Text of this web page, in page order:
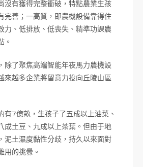
沒有獲得完整衝破，特點農業生孩
完善；一高質，即農機設備靠得住
力、低排放、低喪失、精準功課農
。
除了聚焦高端智能年夜馬力農機設
來越多企業將留意力投向丘陵山區
有7億畝，生孩子了五成以上油菜、
成土豆、九成以上茶葉。但由于地
泥土濕度黏性分歧，持久以來面對
用的挑釁。